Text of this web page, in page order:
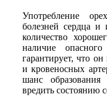
Употребление
болезней сердца и
количество
наличие
гарантирует, что он
и кровеносных
шанс
вредить состоянию